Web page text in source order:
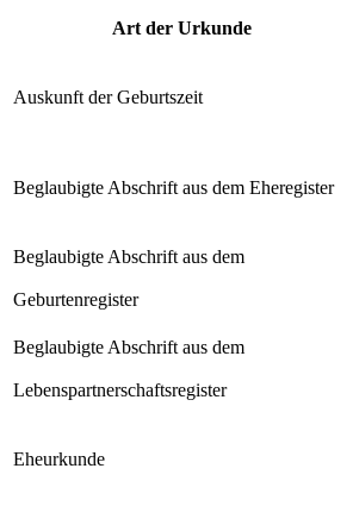
Art der Urkunde
Auskunft der Geburtszeit
Beglaubigte Abschrift aus dem Eheregister
Beglaubigte Abschrift aus dem
Geburtenregister
Beglaubigte Abschrift aus dem
Lebenspartnerschaftsregister
Eheurkunde